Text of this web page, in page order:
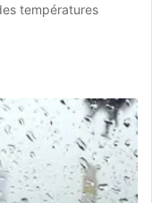
températures